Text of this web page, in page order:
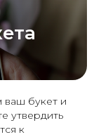
букет и
утвердить
к